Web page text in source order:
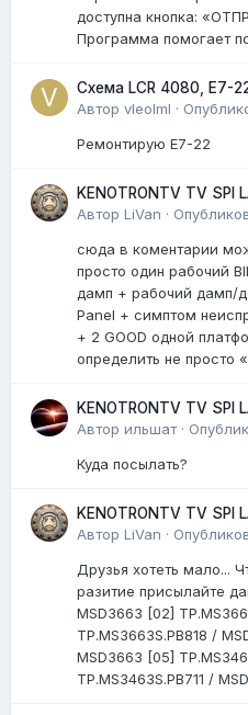
доступна кнопка:
Программа помогает
Схема LCR 4080, E7-
Автор vleolml ·
Ремонтирую E7-22
KENOTRONTV TV SPI
Автор LiVan ·
сюда в коментарии
просто один рабочий
дамп + рабочий дамп/
Panel + симптом
+ 2 GOOD одной
определить не просто
KENOTRONTV TV SPI
Автор ильшат·
Куда посылать?
KENOTRONTV TV SPI
Автор LiVan ·
Друзья хотеть мало...
разитие присылайте
MSD3663 [02]
TP.MS3663S.PB818 /
MSD3663 [05]
TP.MS3463S.PB711 /